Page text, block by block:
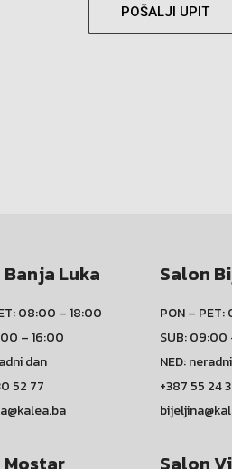
POŠALJI UPIT
Luka
08:00 – 18:00
– 16:00
dan
52 77
Salon
PON –
SUB: 09:00
NED:
+387 55 24
Salon